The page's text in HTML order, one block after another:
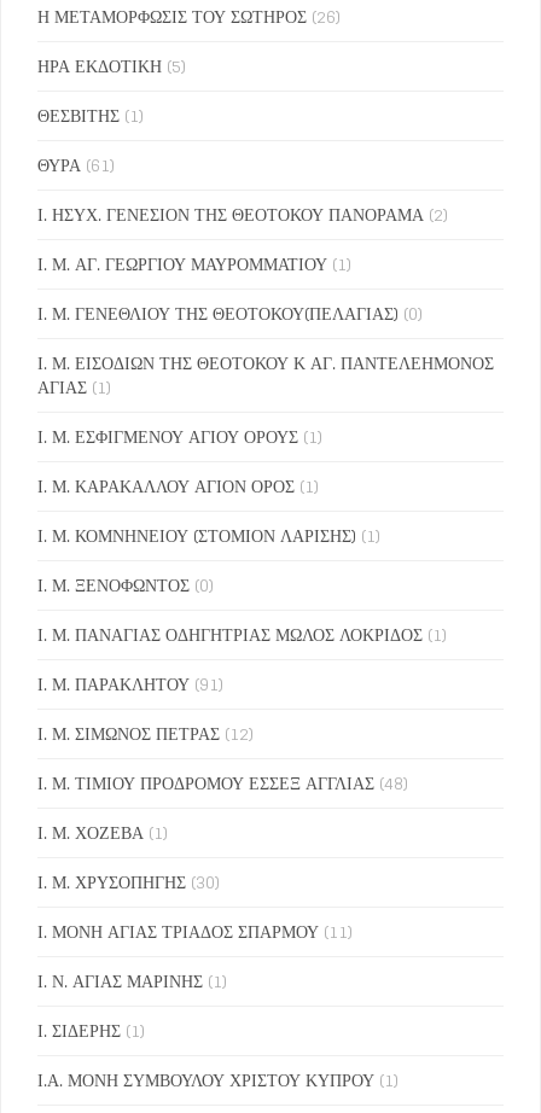
Η ΜΕΤΑΜΟΡΦΩΣΙΣ ΤΟΥ ΣΩΤΗΡΟΣ (26)
ΗΡΑ ΕΚΔΟΤΙΚΗ (5)
ΘΕΣΒΙΤΗΣ (1)
ΘΥΡΑ (61)
Ι. ΗΣΥΧ. ΓΕΝΕΣΙΟΝ ΤΗΣ ΘΕΟΤΟΚΟΥ ΠΑΝΟΡΑΜΑ (2)
Ι. Μ. ΑΓ. ΓΕΩΡΓΙΟΥ ΜΑΥΡΟΜΜΑΤΙΟΥ (1)
Ι. Μ. ΓΕΝΕΘΛΙΟΥ ΤΗΣ ΘΕΟΤΟΚΟΥ(ΠΕΛΑΓΙΑΣ) (0)
Ι. Μ. ΕΙΣΟΔΙΩΝ ΤΗΣ ΘΕΟΤΟΚΟΥ Κ ΑΓ. ΠΑΝΤΕΛΕΗΜΟΝΟΣ
ΑΓΙΑΣ (1)
Ι. Μ. ΕΣΦΙΓΜΕΝΟΥ ΑΓΙΟΥ ΟΡΟΥΣ (1)
Ι. Μ. ΚΑΡΑΚΑΛΛΟΥ ΑΓΙΟΝ ΟΡΟΣ (1)
Ι. Μ. ΚΟΜΝΗΝΕΙΟΥ (ΣΤΟΜΙΟΝ ΛΑΡΙΣΗΣ) (1)
Ι. Μ. ΞΕΝΟΦΩΝΤΟΣ (0)
Ι. Μ. ΠΑΝΑΓΙΑΣ ΟΔΗΓΗΤΡΙΑΣ ΜΩΛΟΣ ΛΟΚΡΙΔΟΣ (1)
Ι. Μ. ΠΑΡΑΚΛΗΤΟΥ (91)
Ι. Μ. ΣΙΜΩΝΟΣ ΠΕΤΡΑΣ (12)
Ι. Μ. ΤΙΜΙΟΥ ΠΡΟΔΡΟΜΟΥ ΕΣΣΕΞ ΑΓΓΛΙΑΣ (48)
Ι. Μ. ΧΟΖΕΒΑ (1)
Ι. Μ. ΧΡΥΣΟΠΗΓΗΣ (30)
Ι. ΜΟΝΗ ΑΓΙΑΣ ΤΡΙΑΔΟΣ ΣΠΑΡΜΟΥ (11)
Ι. Ν. ΑΓΙΑΣ ΜΑΡΙΝΗΣ (1)
Ι. ΣΙΔΕΡΗΣ (1)
Ι.Α. ΜΟΝΗ ΣΥΜΒΟΥΛΟΥ ΧΡΙΣΤΟΥ ΚΥΠΡΟΥ (1)